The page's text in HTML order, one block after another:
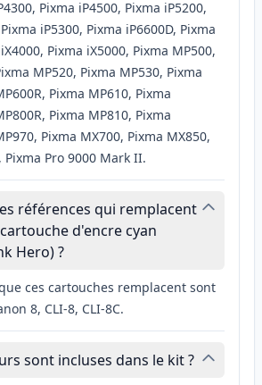
Pixma iP4500, Pixma iP5200,
iP5300, Pixma iP6600D, Pixma
Pixma iX5000, Pixma MP500,
MP520, Pixma MP530, Pixma
Pixma MP610, Pixma
Pixma MP810, Pixma
Pixma MX700, Pixma MX850,
Pixma Pro 9000 Mark II.
références qui remplacent
cartouche d'encre cyan
Hero) ?
ces cartouches remplacent sont
8, CLI-8, CLI-8C.
sont incluses dans le kit ?